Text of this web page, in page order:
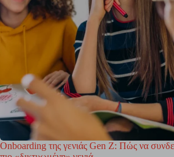
Onboarding της γενιάς Gen Z: Πώς να